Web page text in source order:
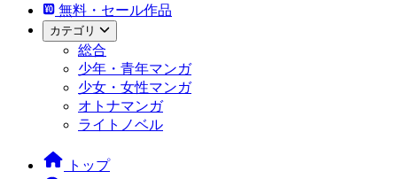
無料・セール作品
カテゴリ
総合
少年・青年マンガ
少女・女性マンガ
オトナマンガ
ライトノベル
トップ